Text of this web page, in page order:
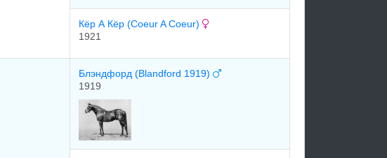
Кёр А Кёр (Coeur A Coeur)
1921
Блэндфорд (Blandford 1919)
1919